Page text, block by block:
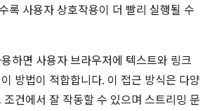
록 사용자 상호작용이 더 빨리 실행될 수
하면 사용자 브라우저에 텍스트와 링크
방법이 적합합니다. 이 접근 방식은 다양
조건에서 잘 작동할 수 있으며 스트리밍 문